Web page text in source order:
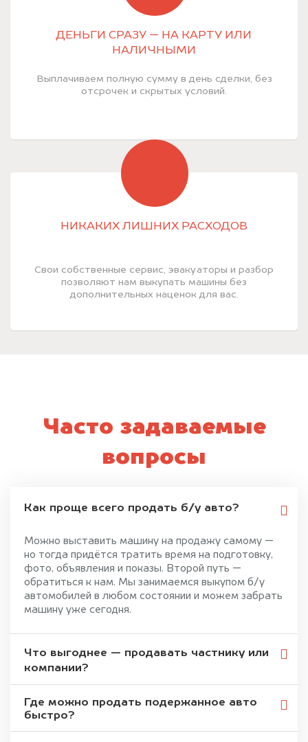
ДЕНЬГИ СРАЗУ — НА КАРТУ ИЛИ
НАЛИЧНЫМИ
Выплачиваем полную сумму в день сделки, без
отсрочек и скрытых условий.
НИКАКИХ ЛИШНИХ РАСХОДОВ
Свои собственные сервис, эвакуаторы и разбор
позволяют нам выкупать машины без
дополнительных наценок для вас.
Часто задаваемые
вопросы
Как проще всего продать б/у авто?
Можно выставить машину на продажу самому —
но тогда придётся тратить время на подготовку,
фото, объявления и показы. Второй путь —
обратиться к нам. Мы занимаемся выкупом б/у
автомобилей в любом состоянии и можем забрать
машину уже сегодня.
Что выгоднее — продавать частнику или
компании?
Где можно продать подержанное авто
быстро?